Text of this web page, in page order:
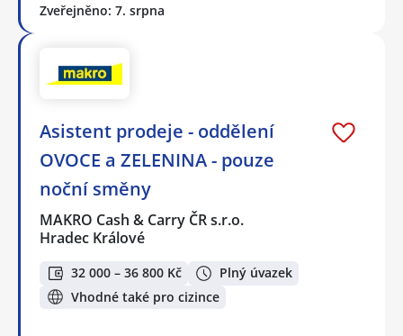
Zveřejněno: 7. srpna
Asistent prodeje - oddělení
OVOCE a ZELENINA - pouze
noční směny
MAKRO Cash & Carry ČR s.r.o.
Hradec Králové
32 000 – 36 800 Kč
Plný úvazek
Vhodné také pro cizince